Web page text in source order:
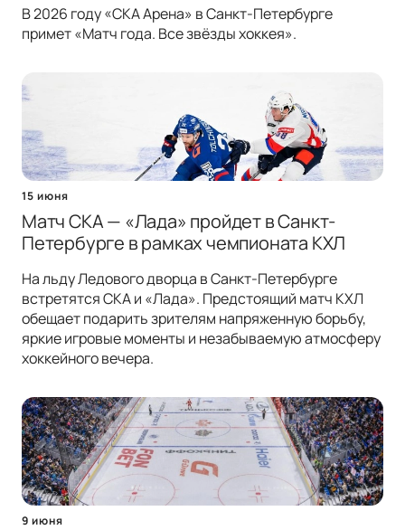
В 2026 году «СКА Арена» в Санкт-Петербурге
примет «Матч года. Все звёзды хоккея».
15 июня
Матч СКА — «Лада» пройдет в Санкт-
Петербурге в рамках чемпионата КХЛ
На льду Ледового дворца в Санкт-Петербурге
встретятся СКА и «Лада». Предстоящий матч КХЛ
обещает подарить зрителям напряженную борьбу,
яркие игровые моменты и незабываемую атмосферу
хоккейного вечера.
9 июня